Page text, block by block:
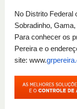
No Distrito Federal
Sobradinho,
Para conhecer os
Pereira e o
site: www.